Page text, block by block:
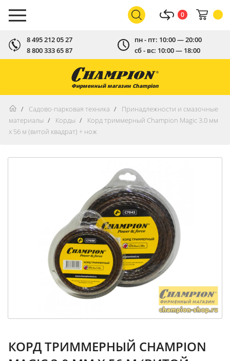
8 495 212 05 27
8 800 333 65 87
пн - пт: 10:00 — 20:00
сб - вс: 10:00 — 18:00
0
Фирменный магазин Champion
Садово-парковая техника
Принадлежности и смазочные
материалы
Корды
Корд триммерный Champion Magic 3.0 мм
х 56 м (витой квадрат) + нож
КОРД ТРИММЕРНЫЙ CHAMPION